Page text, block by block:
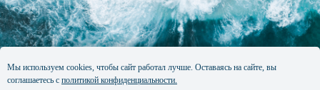
Мы используем cookies, чтобы сайт работал лучше. Оставаясь на сайте, вы
соглашаетесь с политикой конфиденциальности.